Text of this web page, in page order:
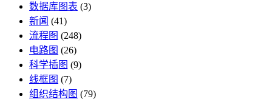
数据库图表 (3)
新闻 (41)
流程图 (248)
电路图 (26)
科学插图 (9)
线框图 (7)
组织结构图 (79)